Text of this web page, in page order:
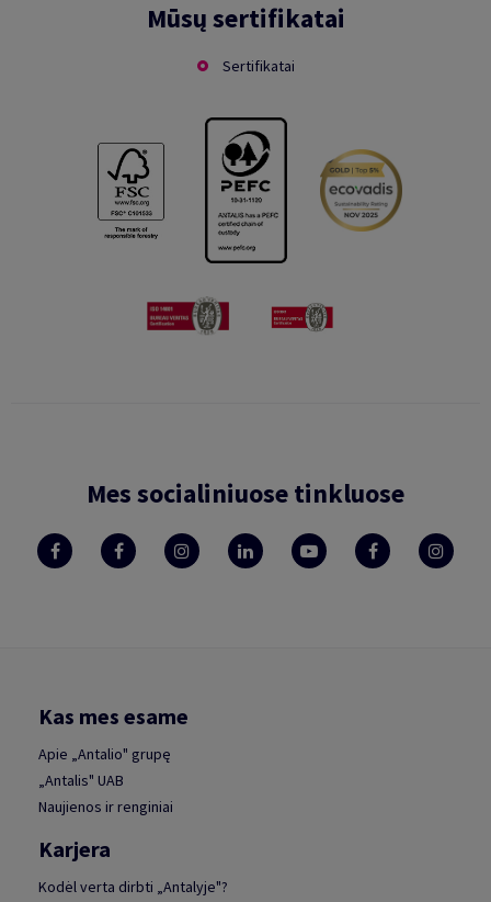
Mūsų sertifikatai
Sertifikatai
Mes socialiniuose tinkluose
Kas mes esame
Apie „Antalio" grupę
„Antalis" UAB
Naujienos ir renginiai
Karjera
Kodėl verta dirbti „Antalyje"?